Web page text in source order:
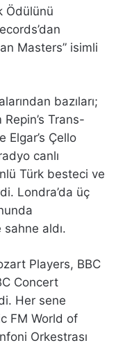
Ödülünü
Masters” isimli
bazıları;
Repin’s Trans-
Elgar’s Çello
canlı
Türk besteci ve
Londra’da üç
aldı.
Players, BBC
Concert
Her sene
FM World of
Orkestrası